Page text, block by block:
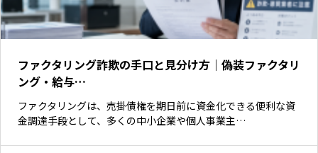
ファクタリング詐欺の手口と見分け方｜偽装ファクタリ
ング・給与…
ファクタリングは、売掛債権を期日前に資金化できる便利な資
金調達手段として、多くの中小企業や個人事業主…